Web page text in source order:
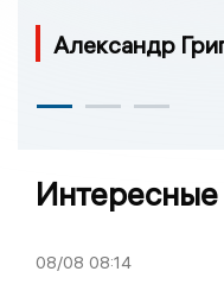
Александр
Интересные
08/08 08:14